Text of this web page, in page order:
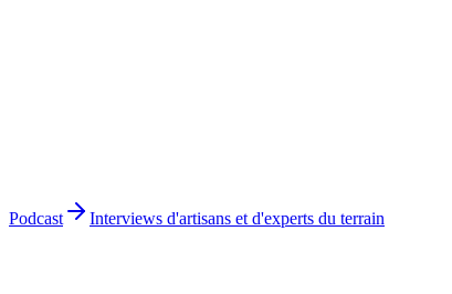
Podcast Interviews d'artisans et d'experts du terrain